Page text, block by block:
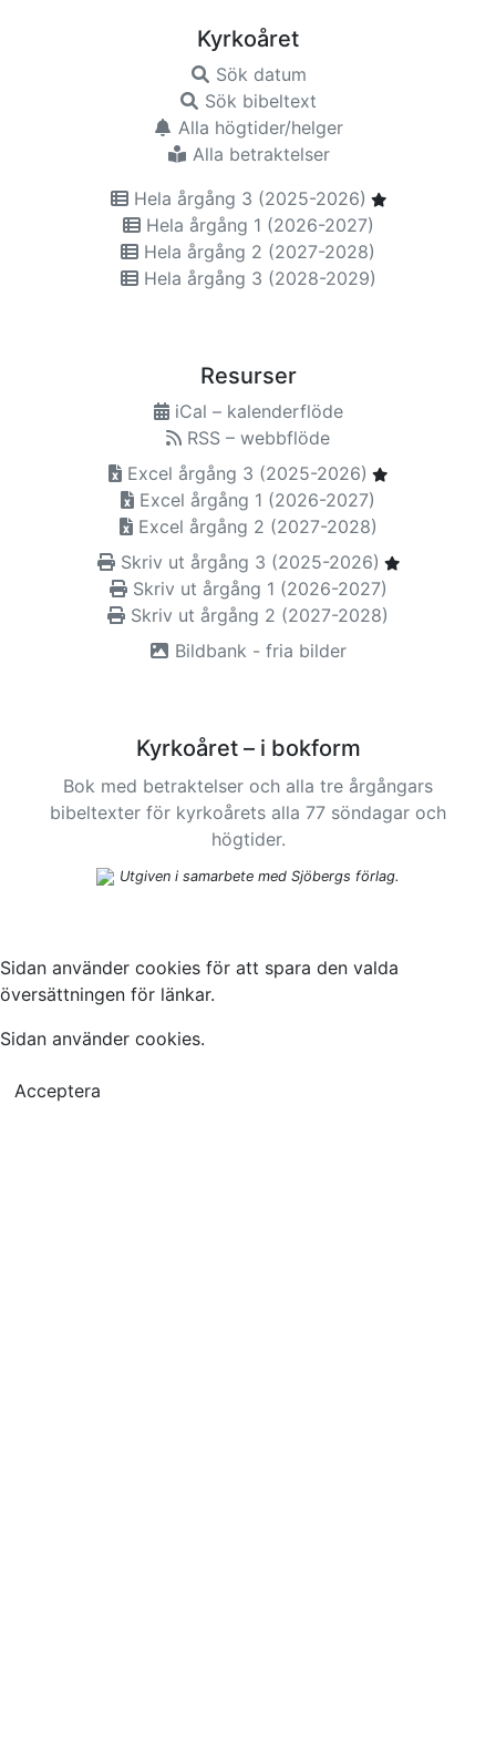
Kyrkoåret
Sök datum
Sök bibeltext
Alla högtider/helger
Alla betraktelser
Hela årgång 3 (2025-2026)
Hela årgång 1 (2026-2027)
Hela årgång 2 (2027-2028)
Hela årgång 3 (2028-2029)
Resurser
iCal – kalenderflöde
RSS – webbflöde
Excel årgång 3 (2025-2026)
Excel årgång 1 (2026-2027)
Excel årgång 2 (2027-2028)
Skriv ut årgång 3 (2025-2026)
Skriv ut årgång 1 (2026-2027)
Skriv ut årgång 2 (2027-2028)
Bildbank - fria bilder
Kyrkoåret – i bokform
Bok med betraktelser och alla tre årgångars
bibeltexter för kyrkoårets alla 77 söndagar och
högtider.
Utgiven i samarbete med Sjöbergs förlag.
Sidan använder cookies för att spara den valda
översättningen för länkar.
Sidan använder cookies.
Acceptera